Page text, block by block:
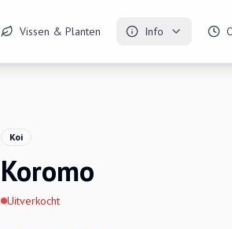
Vissen & Planten Info
Koi
Koromo
Uitverkocht